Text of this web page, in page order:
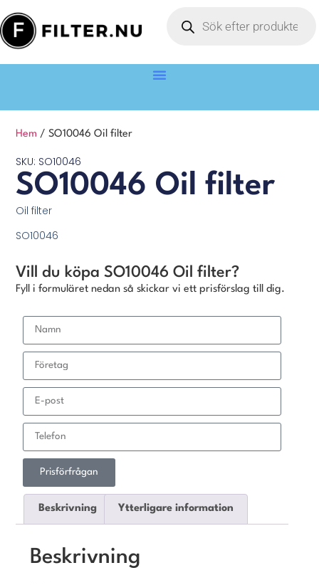
Hem / SO10046 Oil filter
SKU: SO10046
SO10046 Oil filter
Oil filter
SO10046
Vill du köpa SO10046 Oil filter?
Fyll i formuläret nedan så skickar vi ett prisförslag till dig.
Prisförfrågan
Beskrivning Ytterligare information
Beskrivning